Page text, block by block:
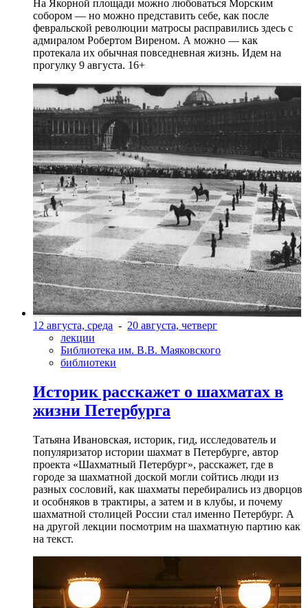
На Якорной площади можно любоваться Морским
собором — но можно представить себе, как после
февральской революции матросы расправились здесь с
адмиралом Робертом Виреном. А можно — как
протекала их обычная повседневная жизнь. Идем на
прогулку 9 августа. 16+
12 августа, среда - 20 августа, четверг
лекции
Библиотека им. В.В. Маяковского
библиотеки
Историк расскажет о шахматах в
жизни Петербурга
Татьяна Ивановская, историк, гид, исследователь и
популяризатор истории шахмат в Петербурге, автор
проекта «Шахматный Петербург», расскажет, где в
городе за шахматной доской могли сойтись люди из
разных сословий, как шахматы перебирались из дворцов
и особняков в трактиры, а затем и в клубы, и почему
шахматной столицей России стал именно Петербург. А
на другой лекции посмотрим на шахматную партию как
на текст.